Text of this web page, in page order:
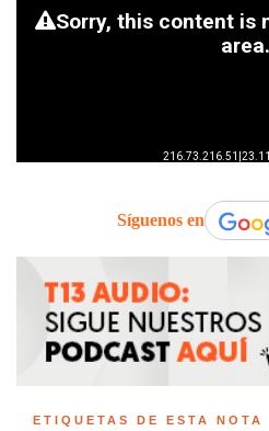
Síguenos en
ETIQUETAS DE ESTA NOTA